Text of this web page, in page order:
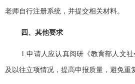
老师自行注册系统，并提交相关材料。
四、其他要求
1.申请人应认真阅研《教育部人文社
及以往立项情况，提高申报质量，避免重